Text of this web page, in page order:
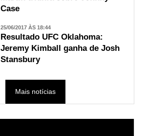
Case
25/06/2017 ÀS 18:44
Resultado UFC Oklahoma:
Jeremy Kimball ganha de Josh
Stansbury
Mais notícias